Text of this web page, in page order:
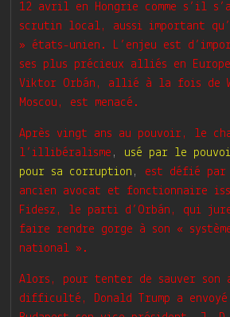
12 avril en Hongrie comme s’il
scrutin local, aussi important
» états-unien. L’enjeu est
ses plus précieux alliés en
Viktor Orbán, allié à la fois de
Moscou, est menacé.
Après vingt ans au pouvoir, le
l’illibéralisme , usé par le
pour sa corruption , est défié par
ancien avocat et fonctionnaire
Fidesz, le parti d’Orbán, qui
faire rendre gorge à son «
national ».
Alors, pour tenter de sauver son
difficulté, Donald Trump a envoyé